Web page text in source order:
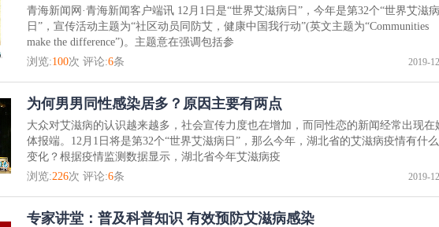
青海新闻网·青海新闻客户端讯 12月1日是“世界艾滋病日”，今年是第32个“世界艾滋病
日”，宣传活动主题为“社区动员同防艾，健康中国我行动”(英文主题为“Communities
make the difference”)。主题意在强调包括参
浏览:100次 评论:6条 2019-
为何男男同性感染居多？原因主要有两点
大众对艾滋病的认识越来越多，社会宣传力度也在增加，而同性恋的新闻经常出现在
体报端。12月1日将是第32个“世界艾滋病日”，那么今年，湖北省的艾滋病疫情有什
变化？根据疫情监测数据显示，湖北省今年艾滋病疫
浏览:226次 评论:6条 2019-
专家讲堂：普及科普知识 有效预防艾滋病感染